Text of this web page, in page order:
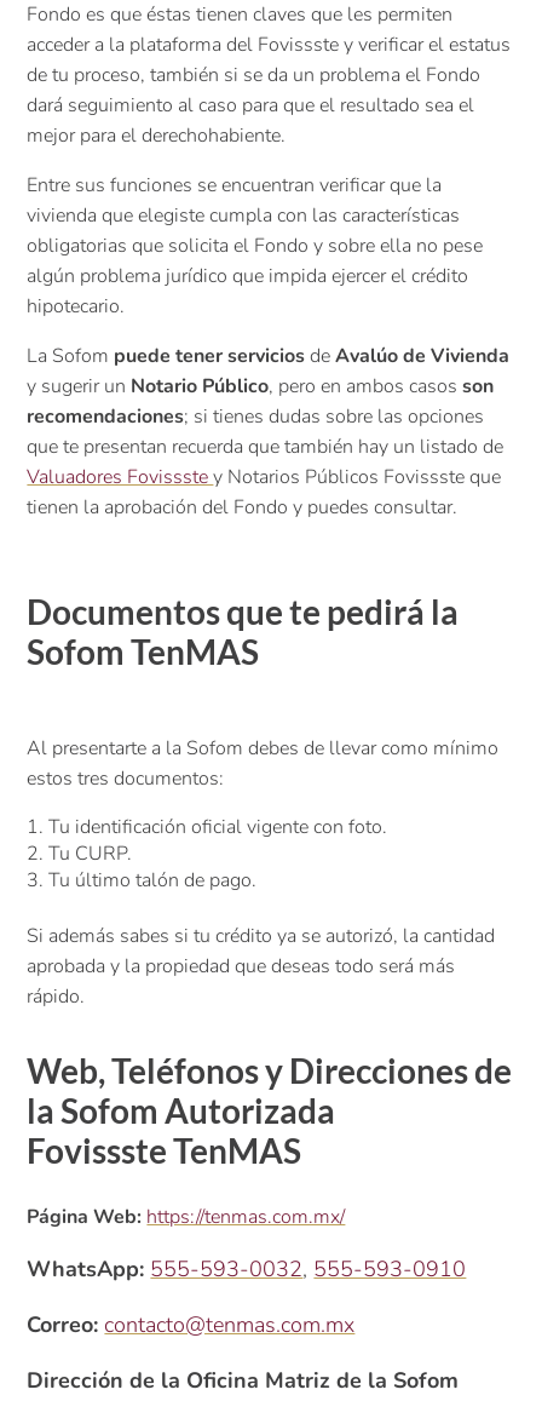
Fondo es que éstas tienen claves que les permiten
acceder a la plataforma del Fovissste y verificar el estatus
de tu proceso, también si se da un problema el Fondo
dará seguimiento al caso para que el resultado sea el
mejor para el derechohabiente.
Entre sus funciones se encuentran verificar que la
vivienda que elegiste cumpla con las características
obligatorias que solicita el Fondo y sobre ella no pese
algún problema jurídico que impida ejercer el crédito
hipotecario.
La Sofom puede tener serviciosdeAvalúo de Vivienda
y sugerir un Notario Público, pero en ambos casosson
recomendaciones; si tienes dudas sobre las opciones
que te presentan recuerda que también hay un listado de
Valuadores Fovissstey Notarios Públicos Fovissste que
tienen la aprobación del Fondo y puedes consultar.
Documentos que te pedirá la
Sofom TenMAS
Al presentarte a la Sofom debes de llevar como mínimo
estos tres documentos:
Tu identificación oficial vigente con foto.
Tu CURP.
Tu último talón de pago.
Si además sabes si tu crédito ya se autorizó, la cantidad
aprobada y la propiedad que deseas todo será más
rápido.
Web, Teléfonos y Direcciones de
la Sofom Autorizada
Fovissste TenMAS
Página Web: https://tenmas.com.mx/
WhatsApp: 555-593-0032, 555-593-0910
Correo: contacto@tenmas.com.mx
Dirección de la Oficina Matriz de la Sofom